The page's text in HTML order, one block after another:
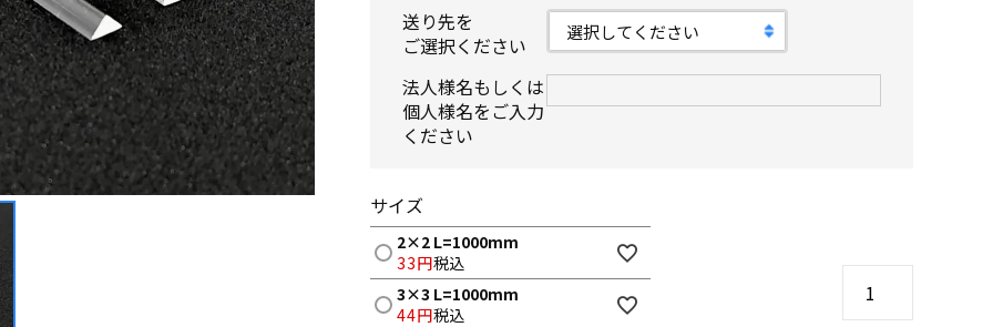
送り先を
ご選択ください
法人様名もしくは
個人様名をご入力
ください
サイズ
2×2 L=1000mm
33
税込
3×3 L=1000mm
44
税込